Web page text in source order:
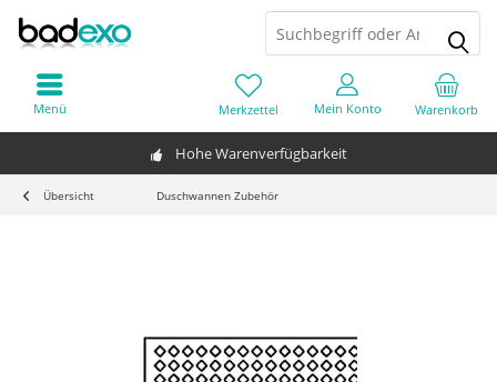
Hohe Warenverfügbarkeit
Warenkorb
Merkzettel Mein Konto
Menü
Übersicht Duschwannen Zubehör